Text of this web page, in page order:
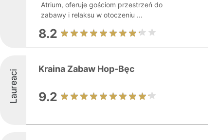
Atrium, oferuje gościom przestrzeń do
zabawy i relaksu w otoczeniu ...
8.2
Laureaci Kraina Zabaw Hop-Bęc
9.2